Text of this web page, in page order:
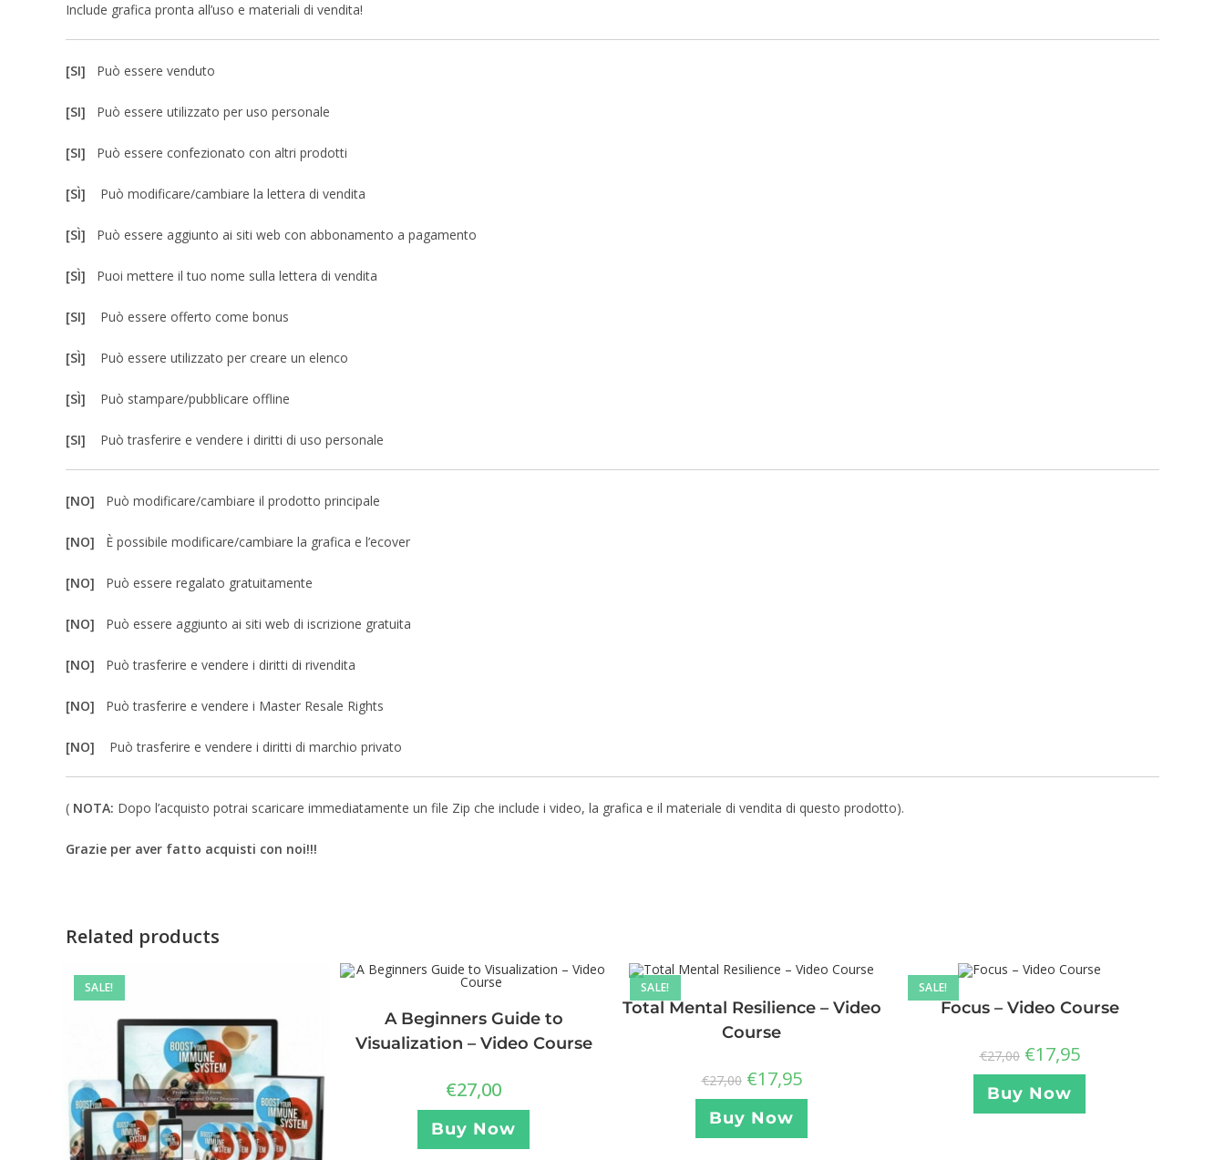
Include grafica pronta all’uso e materiali di vendita!
[SI] Può essere venduto
[SI] Può essere utilizzato per uso personale
[SI] Può essere confezionato con altri prodotti
[SÌ] Può modificare/cambiare la lettera di vendita
[SÌ] Può essere aggiunto ai siti web con abbonamento a pagamento
[SÌ] Puoi mettere il tuo nome sulla lettera di vendita
[SI] Può essere offerto come bonus
[SÌ] Può essere utilizzato per creare un elenco
[SÌ] Può stampare/pubblicare offline
[SI] Può trasferire e vendere i diritti di uso personale
[NO] Può modificare/cambiare il prodotto principale
[NO] È possibile modificare/cambiare la grafica e l’ecover
[NO] Può essere regalato gratuitamente
[NO] Può essere aggiunto ai siti web di iscrizione gratuita
[NO] Può trasferire e vendere i diritti di rivendita
[NO] Può trasferire e vendere i Master Resale Rights
[NO] Può trasferire e vendere i diritti di marchio privato
( NOTA: Dopo l’acquisto potrai scaricare immediatamente un file Zip che include i video, la grafica e il materiale di vendita di questo prodotto).
Grazie per aver fatto acquisti con noi!!!
Related products
SALE!
A Beginners Guide to
Visualization – Video Course
€27,00
Buy Now
SALE!
Total Mental Resilience – Video
Course
€27,00 €17,95
Buy Now
SALE!
Focus – Video Course
€27,00 €17,95
Buy Now